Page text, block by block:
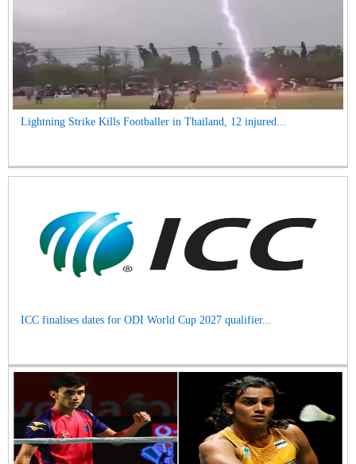
Lightning Strike Kills Footballer in Thailand, 12 injured...
ICC finalises dates for ODI World Cup 2027 qualifier...